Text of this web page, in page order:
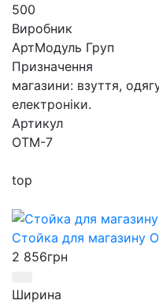
500
Виробник
АртМодуль Груп
Призначення
магазини: взуття,
електроніки.
Артикул
ОТМ-7
top
Стойка для магазину
2 856грн
Ширина